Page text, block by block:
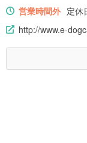
営業時間外 定休
http://www.e-